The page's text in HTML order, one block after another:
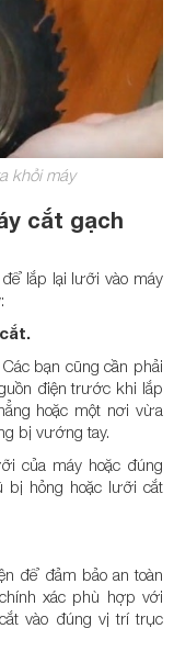
khỏi máy
cắt gạch
lắp lại lưỡi vào máy
bạn cũng cần phải
điện trước khi lắp
hoặc một nơi vừa
bị vướng tay.
của máy hoặc đúng
bị hỏng hoặc lưỡi cắt
để đảm bảo an toàn
xác phù hợp với
vào đúng vị trí trục